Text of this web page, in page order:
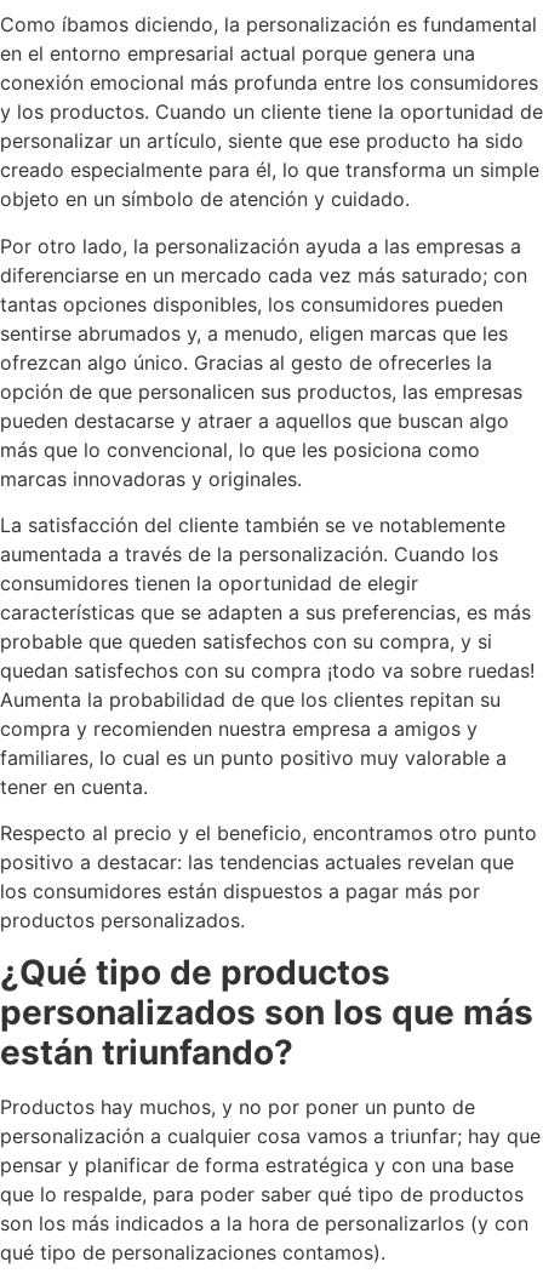
Como íbamos diciendo, la personalización es fundamental
en el entorno empresarial actual porque genera una
conexión emocional más profunda entre los consumidores
y los productos. Cuando un cliente tiene la oportunidad de
personalizar un artículo, siente que ese producto ha sido
creado especialmente para él, lo que transforma un simple
objeto en un símbolo de atención y cuidado.
Por otro lado, la personalización ayuda a las empresas a
diferenciarse en un mercado cada vez más saturado; con
tantas opciones disponibles, los consumidores pueden
sentirse abrumados y, a menudo, eligen marcas que les
ofrezcan algo único. Gracias al gesto de ofrecerles la
opción de que personalicen sus productos, las empresas
pueden destacarse y atraer a aquellos que buscan algo
más que lo convencional, lo que les posiciona como
marcas innovadoras y originales.
La satisfacción del cliente también se ve notablemente
aumentada a través de la personalización. Cuando los
consumidores tienen la oportunidad de elegir
características que se adapten a sus preferencias, es más
probable que queden satisfechos con su compra, y si
quedan satisfechos con su compra ¡todo va sobre ruedas!
Aumenta la probabilidad de que los clientes repitan su
compra y recomienden nuestra empresa a amigos y
familiares, lo cual es un punto positivo muy valorable a
tener en cuenta.
Respecto al precio y el beneficio, encontramos otro punto
positivo a destacar: las tendencias actuales revelan que
los consumidores están dispuestos a pagar más por
productos personalizados.
¿Qué tipo de productos
personalizados son los que más
están triunfando?
Productos hay muchos, y no por poner un punto de
personalización a cualquier cosa vamos a triunfar; hay que
pensar y planificar de forma estratégica y con una base
que lo respalde, para poder saber qué tipo de productos
son los más indicados a la hora de personalizarlos (y con
qué tipo de personalizaciones contamos).